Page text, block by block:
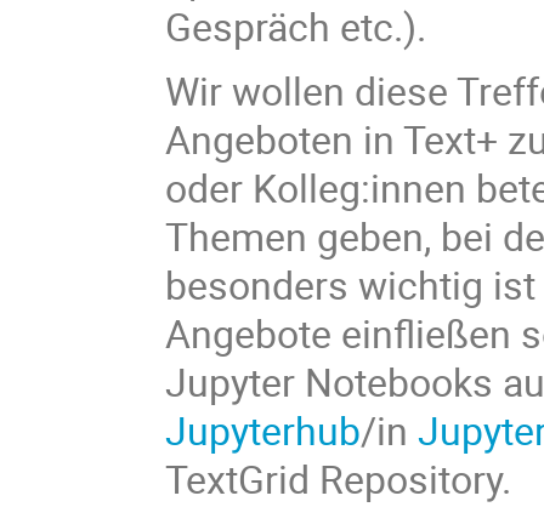
Gespräch etc.).
Wir wollen diese
Angeboten in Text+
oder Kolleg:innen
Themen geben, bei
besonders wichtig
Angebote einfließen
Jupyter Notebooks
Jupyterhub/in
TextGrid Repository.